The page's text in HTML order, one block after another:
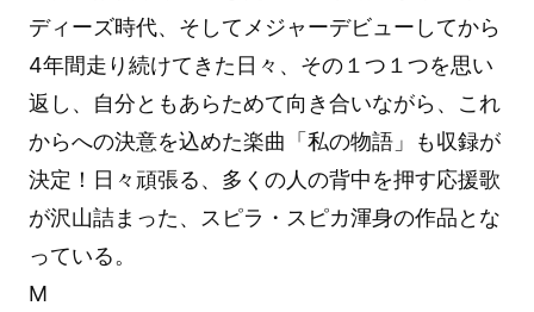
ディーズ時代、そしてメジャーデビューしてから
4年間走り続けてきた日々、その１つ１つを思い
返し、自分ともあらためて向き合いながら、これ
からへの決意を込めた楽曲「私の物語」も収録が
決定！日々頑張る、多くの人の背中を押す応援歌
が沢山詰まった、スピラ・スピカ渾身の作品とな
っている。
M